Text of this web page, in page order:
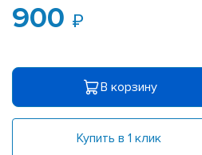
900
В корзину
Купить в 1 клик